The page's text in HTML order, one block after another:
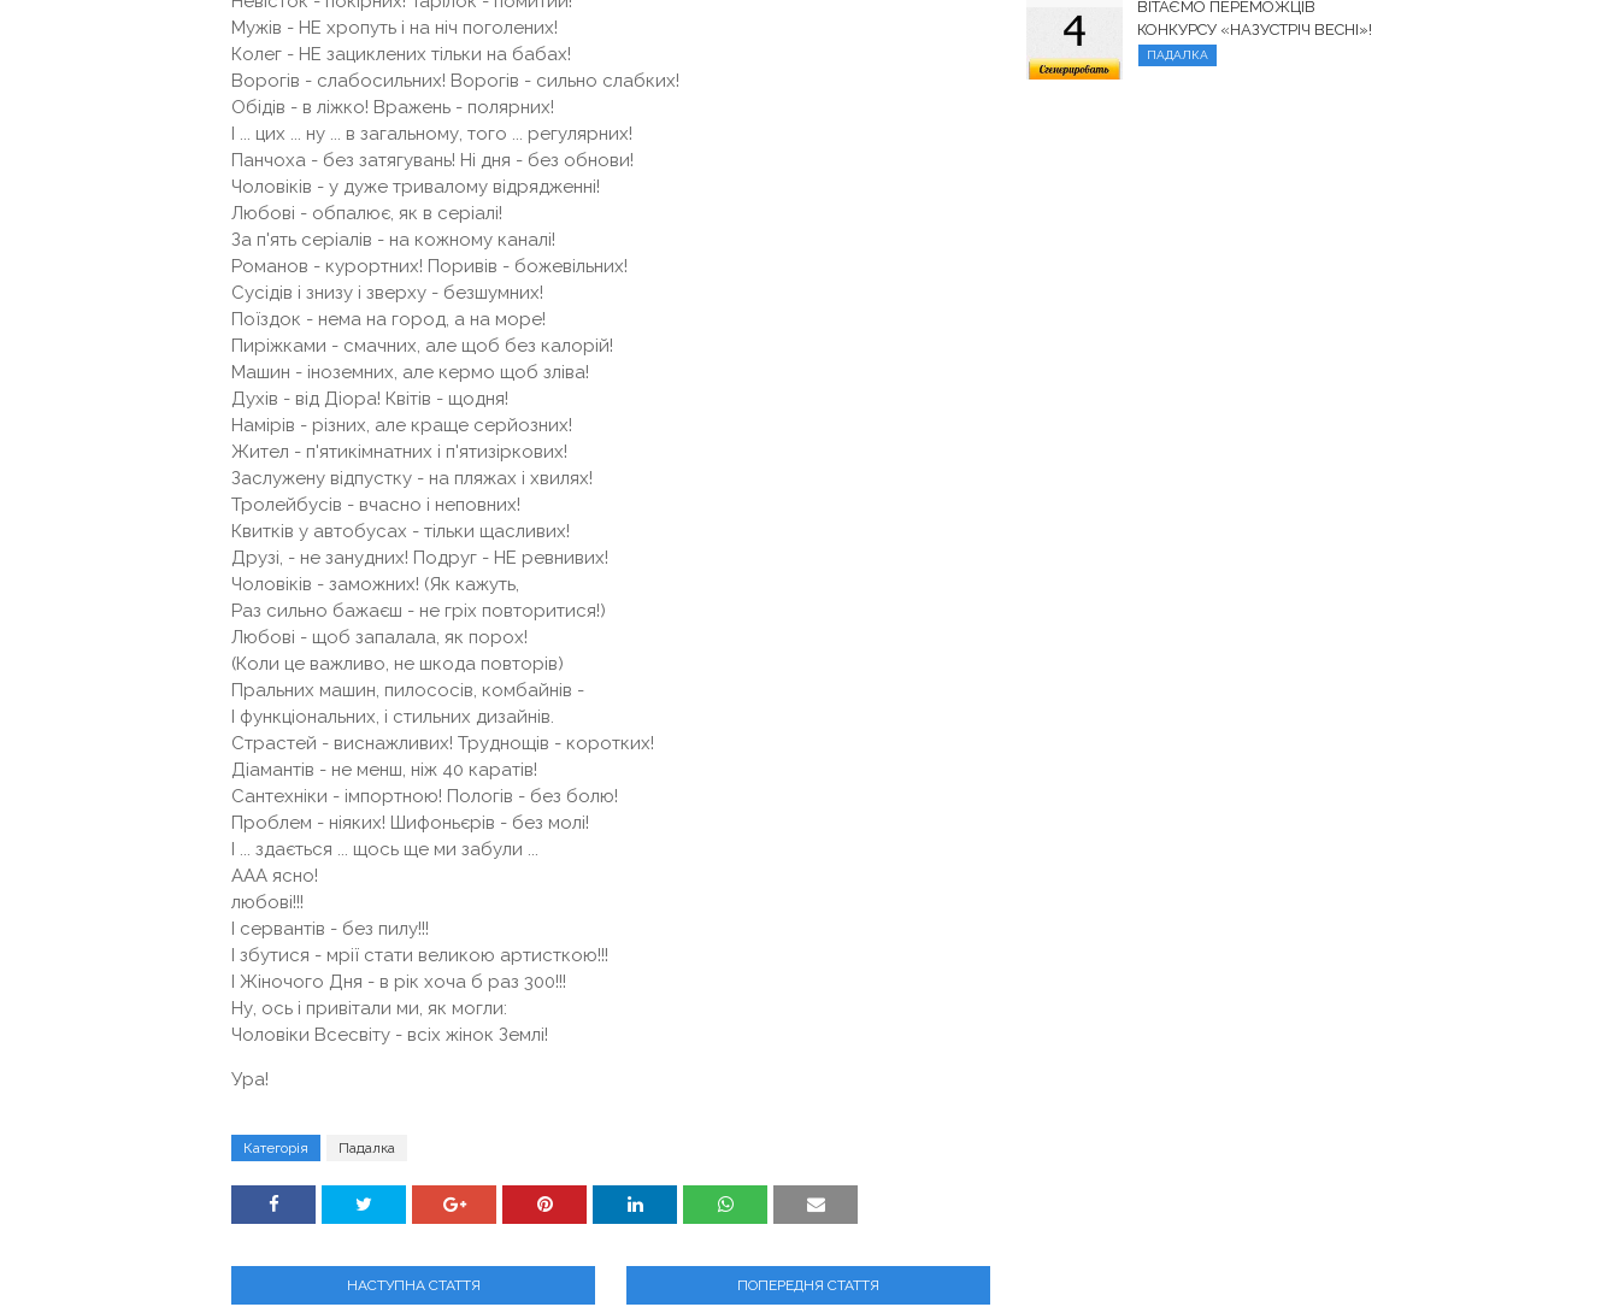
Мужів - НЕ хропуть і на ніч поголених!
Колег - НЕ зациклених тільки на бабах!
Ворогів - слабосильних! Ворогів - сильно слабких!
Обідів - в ліжко! Вражень - полярних!
І ... цих ... ну ... в загальному, того ... регулярних!
Панчоха - без затягувань! Ні дня - без обнови!
Чоловіків - у дуже тривалому відрядженні!
Любові - обпалює, як в серіалі!
За п'ять серіалів - на кожному каналі!
Романов - курортних! Поривів - божевільних!
Сусідів і знизу і зверху - безшумних!
Поїздок - нема на город, а на море!
Пиріжками - смачних, але щоб без калорій!
Машин - іноземних, але кермо щоб зліва!
Духів - від Діора! Квітів - щодня!
Намірів - різних, але краще серйозних!
Жител - п'ятикімнатних і п'ятизіркових!
Заслужену відпустку - на пляжах і хвилях!
Тролейбусів - вчасно і неповних!
Квитків у автобусах - тільки щасливих!
Друзі, - не занудних! Подруг - НЕ ревнивих!
Чоловіків - заможних! (Як кажуть,
Раз сильно бажаєш - не гріх повторитися!)
Любові - щоб запалала, як порох!
(Коли це важливо, не шкода повторів)
Пральних машин, пилососів, комбайнів -
І функціональних, і стильних дизайнів.
Страстей - виснажливих! Труднощів - коротких!
Діамантів - не менш, ніж 40 каратів!
Сантехніки - імпортною! Пологів - без болю!
Проблем - ніяких! Шифоньєрів - без молі!
І ... здається ... щось ще ми забули ...
ААА ясно!
любові!!!
І сервантів - без пилу!!!
І збутися - мрії стати великою артисткою!!!
І Жіночого Дня - в рік хоча б раз 300!!!
Ну, ось і привітали ми, як могли:
Чоловіки Всесвіту - всіх жінок Землі!
Ура!
Категорія Падалка
НАСТУПНА СТАТТЯ ПОПЕРЕДНЯ СТАТТЯ
ВІТАЄМО ПЕРЕМОЖЦІВ
КОНКУРСУ «НАЗУСТРІЧ ВЕСНІ»!
ПАДАЛКА